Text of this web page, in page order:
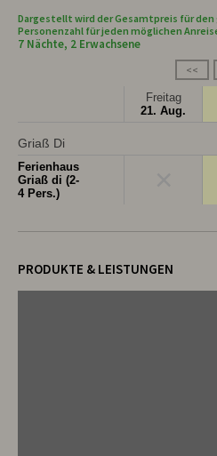
Dargestellt wird der Gesamtpreis für
Personenzahl für jeden möglichen
7 Nächte, 2 Erwachsene
<<
Freitag
21. Aug.
Griaß Di
Ferienhaus
Griaß di (2-
4 Pers.)
PRODUKTE & LEISTUNGEN